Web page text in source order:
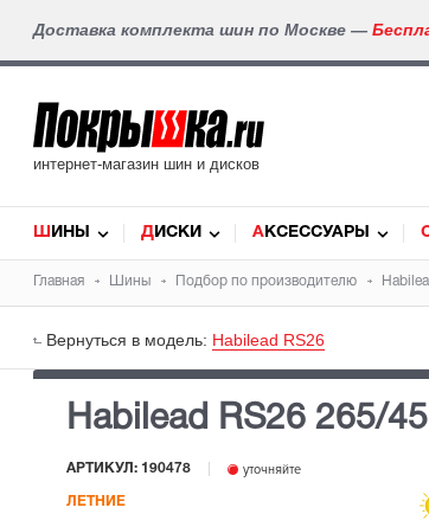
Доставка комплекта шин по Москве —
интернет-магазин шин и дисков
ШИНЫ ДИСКИ АКСЕССУАРЫ
Главная Шины Подбор по производителю
Вернуться в модель: Habilead RS26
Habilead RS26 265/
АРТИКУЛ: 190478 уточняйте
ЛЕТНИЕ